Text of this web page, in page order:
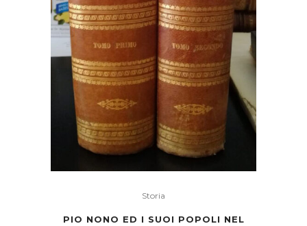
Storia
PIO NONO ED I SUOI POPOLI NEL